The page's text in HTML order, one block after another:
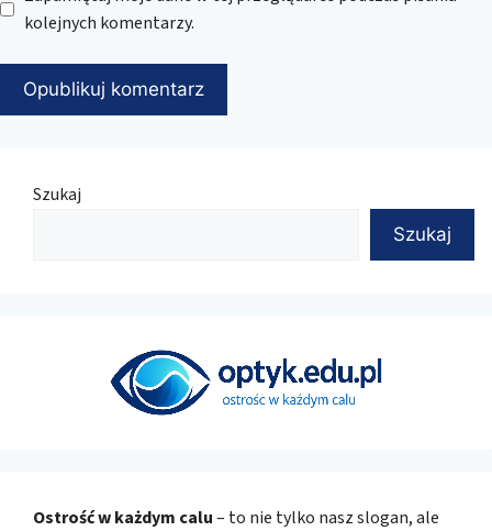
kolejnych komentarzy.
Szukaj
Szukaj
Ostrość w każdym calu– to nie tylko nasz slogan, ale